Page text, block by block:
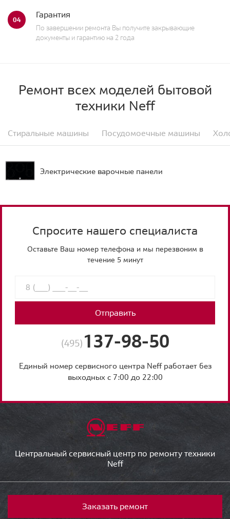
04 Гарантия
По завершении ремонта Вы получите закрывающие
документы и гарантию на 2 года
Ремонт всех моделей бытовой
техники Neff
Стиральные машины Посудомоечные машины
Электрические варочные панели
Спросите нашего специалиста
Оставьте Ваш номер телефона и мы перезвоним в
течение 5 минут
Отправить
(495) 137-98-50
Единый номер сервисного центра Neff работает без
выходных с 7:00 до 22:00
Центральный сервисный центр по ремонту техники
Neff
Заказать ремонт